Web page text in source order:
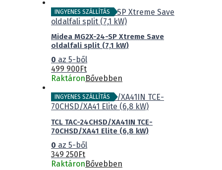
INGYENES SZÁLLÍTÁS
Midea MG2X-24-SP Xtreme Save
oldalfali split (7,1 kW)
0 az 5-ből
499 900 Ft
Raktáron Bővebben
INGYENES SZÁLLÍTÁS
TCL TAC-24CHSD/XA41IN TCE-
70CHSD/XA41 Elite (6,8 kW)
0 az 5-ből
349 250Ft
RaktáronBővebben